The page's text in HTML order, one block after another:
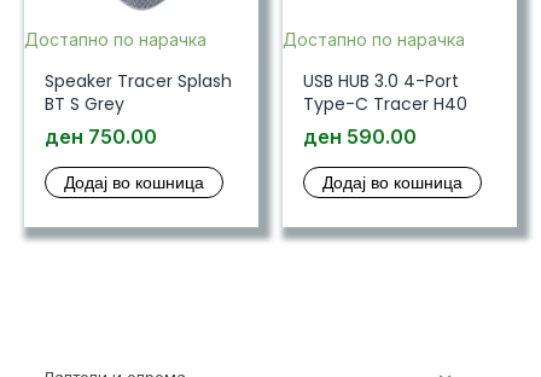
Достапно по нарачка
Speaker Tracer Splash
BT S Grey
ден 750.00
Додај во кошница
Достапно по нарачка
USB HUB 3.0 4-Port
Type-C Tracer H40
ден 590.00
Додај во кошница